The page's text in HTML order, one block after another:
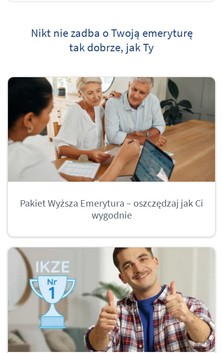
Nikt nie zadba o Twoją emeryturę
tak dobrze, jak Ty
Pakiet Wyższa Emerytura – oszczędzaj jak Ci
wygodnie